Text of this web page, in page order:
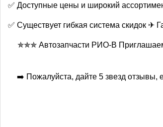
✅ Доступные цены и широкий
✅ Существует гибкая система скидок ✈
✯✯✯ Автозапчасти РИО-В Приглашаем
➡️ Пожалуйста, дайте 5 звезд отзывы,